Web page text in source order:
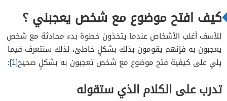
ناقش الاهتمامات المشتركة
كن نفسك
احصل على رقم هاتفه
تجنب الحديث عن مواضيع معينة
أستعد للرفض
كيف افتح موضوع مع شخص يعجبني ؟
للأسف أغلب الأشخاص عندما يتخذون خطوة بدء محادثة مع شخص
يعجبون به فإنهم يقومون بذلك بشكلٍ خاطئ، لذلك سنتعرف فيما
يلي على كيفية فتح موضوع مع شخص تعجبون به بشكلٍ صحيح[1]
:
تدرب على الكلام الذي ستقوله